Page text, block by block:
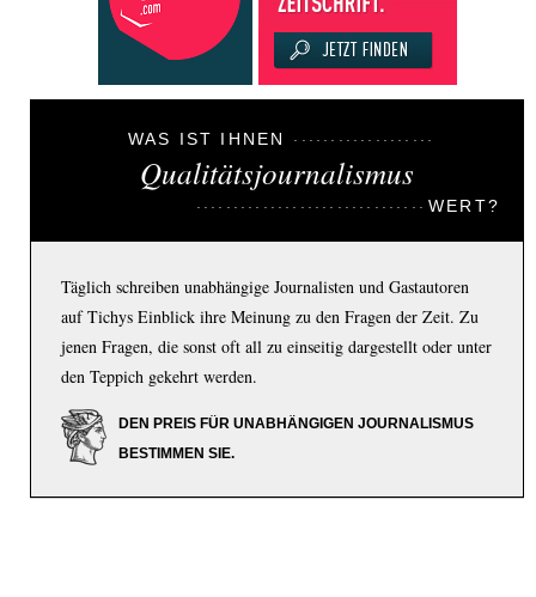
WAS IST IHNEN
Qualitätsjournalismus
WERT?
Täglich schreiben unabhängige Journalisten und Gastautoren
auf Tichys Einblick ihre Meinung zu den Fragen der Zeit. Zu
jenen Fragen, die sonst oft all zu einseitig dargestellt oder unter
den Teppich gekehrt werden.
DEN PREIS FÜR UNABHÄNGIGEN JOURNALISMUS
BESTIMMEN SIE.